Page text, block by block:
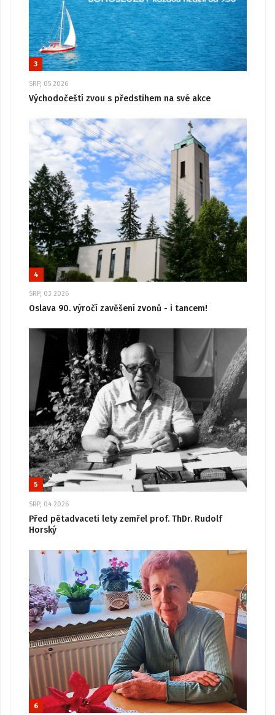
3
SRP, 05 2026
Východočeští zvou s předstihem na své akce
4
SRP, 03 2026
Oslava 90. výročí zavěšení zvonů - i tancem!
5
SRP, 04 2026
Před pětadvaceti lety zemřel prof. ThDr. Rudolf
Horský
6